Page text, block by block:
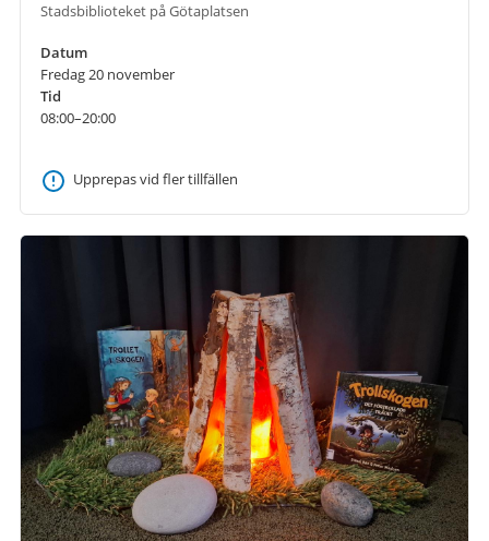
Stadsbiblioteket på Götaplatsen
Datum
Fredag 20 november
Tid
08:00–20:00
Upprepas vid fler tillfällen